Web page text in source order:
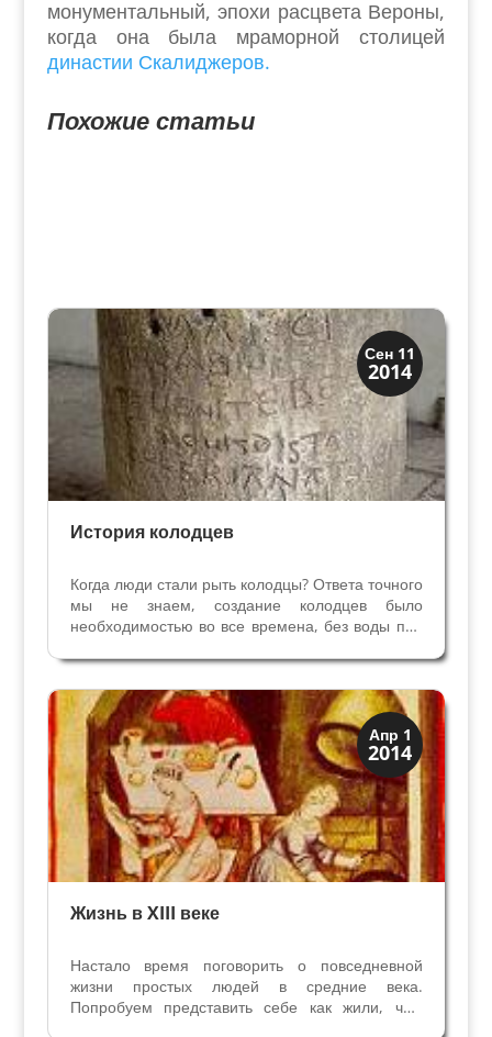
монументальный, эпохи расцвета Вероны,
когда она была мраморной столицей
династии Скалиджеров.
Похожие статьи
Сен 11
2014
Мосты Колодцы Фонтаны
Скрытая Верона
История колодцев
Когда люди стали рыть колодцы? Ответа точного
мы не знаем, создание колодцев было
необходимостью во все времена, без воды под
упоминания о колодцах есть в Библии, в Ветхом
и Новом Завете.Термин «колодец» - поццо
pozzo — произошёл от...
Апр 1
2014
Верона
Средневековая
Жизнь в XIII веке
Настало время поговорить о повседневной
жизни простых людей в средние века.
Попробуем представить себе как жили, чем